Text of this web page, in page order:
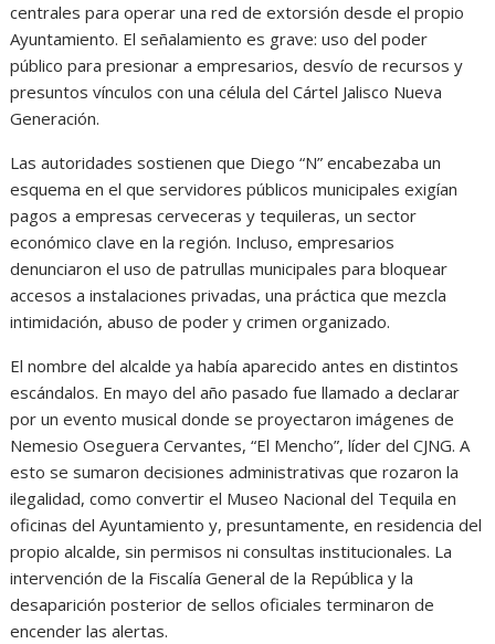
centrales para operar una red de extorsión desde el propio
Ayuntamiento. El señalamiento es grave: uso del poder
público para presionar a empresarios, desvío de recursos y
presuntos vínculos con una célula del Cártel Jalisco Nueva
Generación.
Las autoridades sostienen que Diego “N” encabezaba un
esquema en el que servidores públicos municipales exigían
pagos a empresas cerveceras y tequileras, un sector
económico clave en la región. Incluso, empresarios
denunciaron el uso de patrullas municipales para bloquear
accesos a instalaciones privadas, una práctica que mezcla
intimidación, abuso de poder y crimen organizado.
El nombre del alcalde ya había aparecido antes en distintos
escándalos. En mayo del año pasado fue llamado a declarar
por un evento musical donde se proyectaron imágenes de
Nemesio Oseguera Cervantes, “El Mencho”, líder del CJNG. A
esto se sumaron decisiones administrativas que rozaron la
ilegalidad, como convertir el Museo Nacional del Tequila en
oficinas del Ayuntamiento y, presuntamente, en residencia del
propio alcalde, sin permisos ni consultas institucionales. La
intervención de la Fiscalía General de la República y la
desaparición posterior de sellos oficiales terminaron de
encender las alertas.